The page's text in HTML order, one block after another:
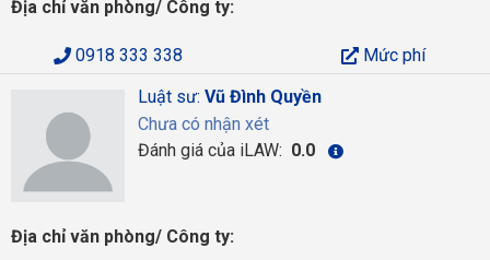
Địa chỉ văn phòng/ Công ty:
0918 333 338
Mức phí
Luật sư: Vũ Đình Quyền
Chưa có nhận xét
Đánh giá của iLAW: 0.0
Địa chỉ văn phòng/ Công ty: